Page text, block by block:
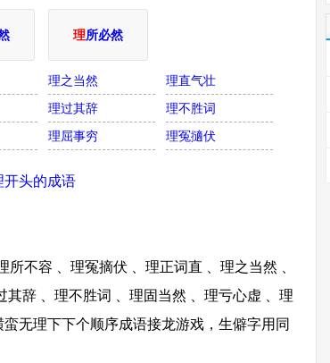
理所必然
理之当然
理直气壮
理过其辞
理不胜词
理屈事穷 理冤擿伏
开头的成语
不容 、理冤摘伏 、理正词直 、理之当然 、
辞 、理不胜词 、理固当然 、理亏心虚 、理
无理下下个顺序成语接龙游戏，生僻字用同